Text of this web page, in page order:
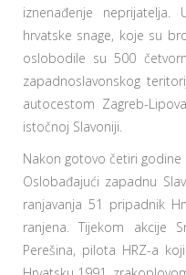
iznenađenje
hrvatske snage, koje su
oslobodile su 500
zapadnoslavonskog
autocestom Zagreb-
istočnoj Slavoniji.
Nakon gotovo četiri
Oslobađajući zapadnu
ranjavanja 51 pripadnik
ranjena. Tijekom akcije
Perešina, pilota HRZ-a